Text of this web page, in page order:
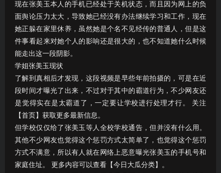
现在张美玉本人的手机已经处于关机状态，而且因为网上的负
面舆论压力太大，导致她已经没有办法继续学习和工作，现在
她正躲在家里休养，虽然她是个名不见经传的普通人，但是这
件事看起来对她个人的影响还是很大的，也不知道她什么时候
能走出这一段阴影。
学姐张美玉现状
了解到真相后才发现，这段视频是早些年前拍摄的，可是在近
段时间才曝光了出来，不过对于其中的霸道行为，不少网友还
是觉得实在是太霸道了，一定要让学校进行处理才行。 关注
【首页】获取更多最新信息。
但学校仅仅给了张美玉等人全校学校通告，但并没有什么用。
其他不少网友也觉得这个惩罚方式太简单了，也觉得这个惩罚
方式不满意，所以有人就在网络上恶意曝光张美玉的手机号和
家庭住址。 更多内容可以查看【今日大瓜分类】。